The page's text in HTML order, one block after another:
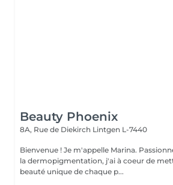
Beauty Phoenix
8A, Rue de Diekirch Lintgen L-7440
Bienvenue ! Je m'appelle Marina. Passionnée par l'esthétique et
la dermopigmentation, j'ai à coeur de
beauté unique de chaque p...